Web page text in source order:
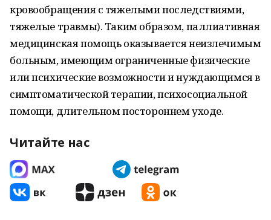
кровообращения с тяжелыми последствиями,
тяжелые травмы). Таким образом, паллиативная
медицинская помощь оказывается неизлечимым
больным, имеющим ограниченные физические
или психические возможности и нуждающимся в
симптоматической терапии, психосоциальной
помощи, длительном постороннем уходе.
Читайте нас